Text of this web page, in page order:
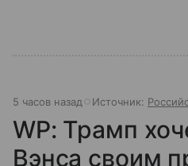
5 часов назад Источник:
WP: Трамп
Вэнса своим